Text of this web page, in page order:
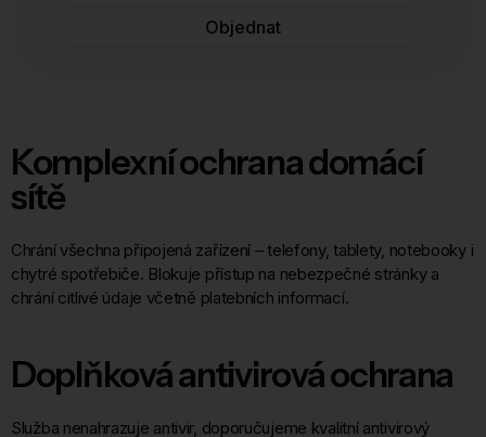
Objednat
Komplexní ochrana domácí
sítě
Chrání všechna připojená zařízení – telefony, tablety, notebooky i
chytré spotřebiče. Blokuje přístup na nebezpečné stránky a
chrání citlivé údaje včetně platebních informací.
Doplňková antivirová ochrana
Služba nenahrazuje antivir, doporučujeme kvalitní antivirový